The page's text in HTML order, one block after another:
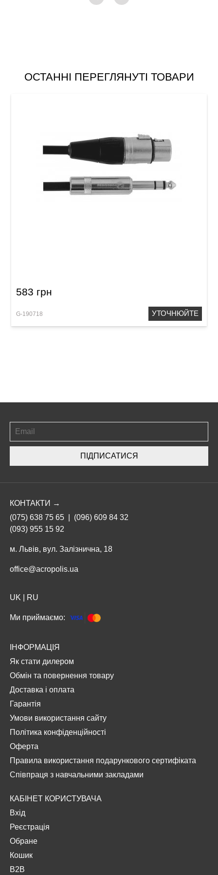
ОСТАННІ ПЕРЕГЛЯНУТІ ТОВАРИ
583 грн
G-190718 УТОЧНЮЙТЕ
ПІДПИСАТИСЯ
КОНТАКТИ →
(075) 638 75 65
(096) 609 84 32
(093) 955 15 92
м. Львів, вул. Залізнична, 18
office@acropolis.ua
UK RU
Ми приймаємо:
ІНФОРМАЦІЯ
Як стати дилером
Обмін та повернення товару
Доставка і оплата
Гарантія
Умови використання сайту
Політика конфіденційності
Оферта
Правила використання подарункового сертифіката
Співпраця з навчальними закладами
КАБІНЕТ КОРИСТУВАЧА
Вхід
Реєстрація
Обране
Кошик
B2B